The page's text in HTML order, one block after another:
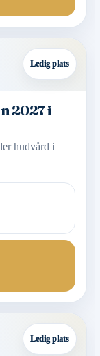
Ledig plats
2027 i
hudvård i
Ledig plats